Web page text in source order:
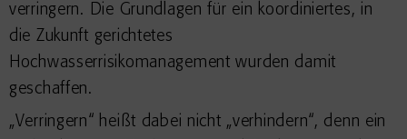
verringern. Die Grundlagen für ein koordiniertes, in
die Zukunft gerichtetes
Hochwasserrisikomanagement wurden damit
geschaffen.
„Verringern“ heißt dabei nicht „verhindern“, denn ein